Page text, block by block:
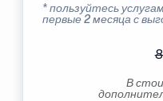
* пользуйтесь
первые 2 месяца с
В